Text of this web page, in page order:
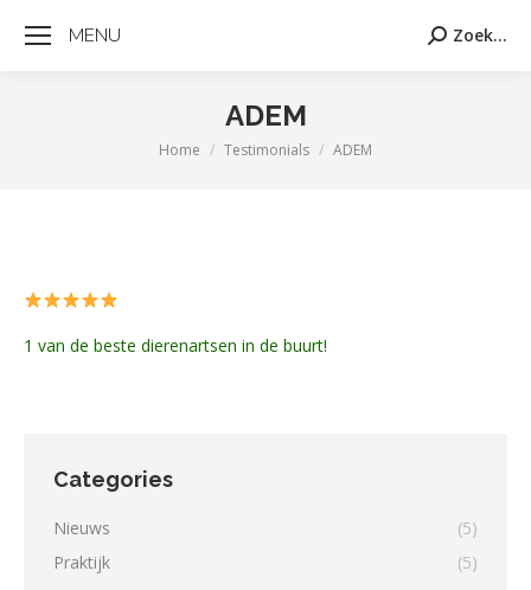
MENU Zoeken:
Zoek...
ADEM
Je bent hier:
Home Testimonials ADEM
1 van de beste dierenartsen in de buurt!
Categories
Nieuws
(5)
Praktijk
(5)